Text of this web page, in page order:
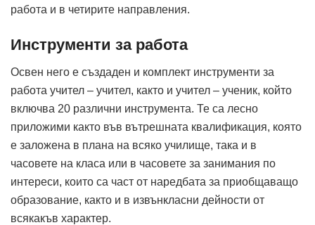
работа и в четирите направления.
Инструменти за работа
Освен него е създаден и комплект инструменти за
работа учител – учител, както и учител – ученик, който
включва 20 различни инструмента. Те са лесно
приложими както във вътрешната квалификация, която
е заложена в плана на всяко училище, така и в
часовете на класа или в часовете за занимания по
интереси, които са част от наредбата за приобщаващо
образование, както и в извънкласни дейности от
всякакъв характер.